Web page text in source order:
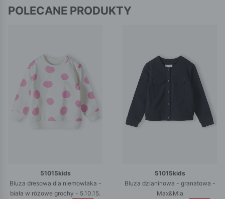
POLECANE PRODUKTY
51015kids
Bluza dresowa dla niemowlaka -
biała w różowe grochy - 5.10.15.
51015kids
Bluza dzianinowa - granatowa -
Max&Mia